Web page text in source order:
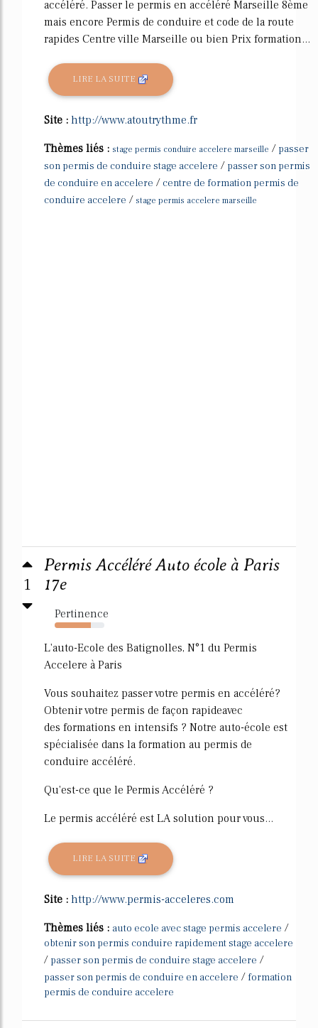
accéléré. Passer le permis en accéléré Marseille 8ème
mais encore Permis de conduire et code de la route
rapides Centre ville Marseille ou bien Prix formation...
LIRE LA SUITE
Site : http://www.atoutrythme.fr
Thèmes liés : stage permis conduire accelere marseille / passer
son permis de conduire stage accelere / passer son permis
de conduire en accelere / centre de formation permis de
conduire accelere / stage permis accelere marseille
1
Permis Accéléré Auto école à Paris
17e
Pertinence
73%
L'auto-Ecole des Batignolles, N°1 du Permis
Accelere à Paris
Vous souhaitez passer votre permis en accéléré?
Obtenir votre permis de façon rapideavec
des formations en intensifs ? Notre auto-école est
spécialisée dans la formation au permis de
conduire accéléré.
Qu'est-ce que le Permis Accéléré ?
Le permis accéléré est LA solution pour vous...
LIRE LA SUITE
Site : http://www.permis-acceleres.com
Thèmes liés : auto ecole avec stage permis accelere /
obtenir son permis conduire rapidement stage accelere
/ passer son permis de conduire stage accelere /
passer son permis de conduire en accelere / formation
permis de conduire accelere